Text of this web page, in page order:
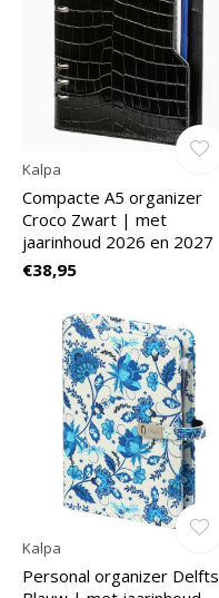
Kalpa
Compacte A5 organizer
Croco Zwart | met
jaarinhoud 2026 en 2027
€38,95
Kalpa
Personal organizer Delfts